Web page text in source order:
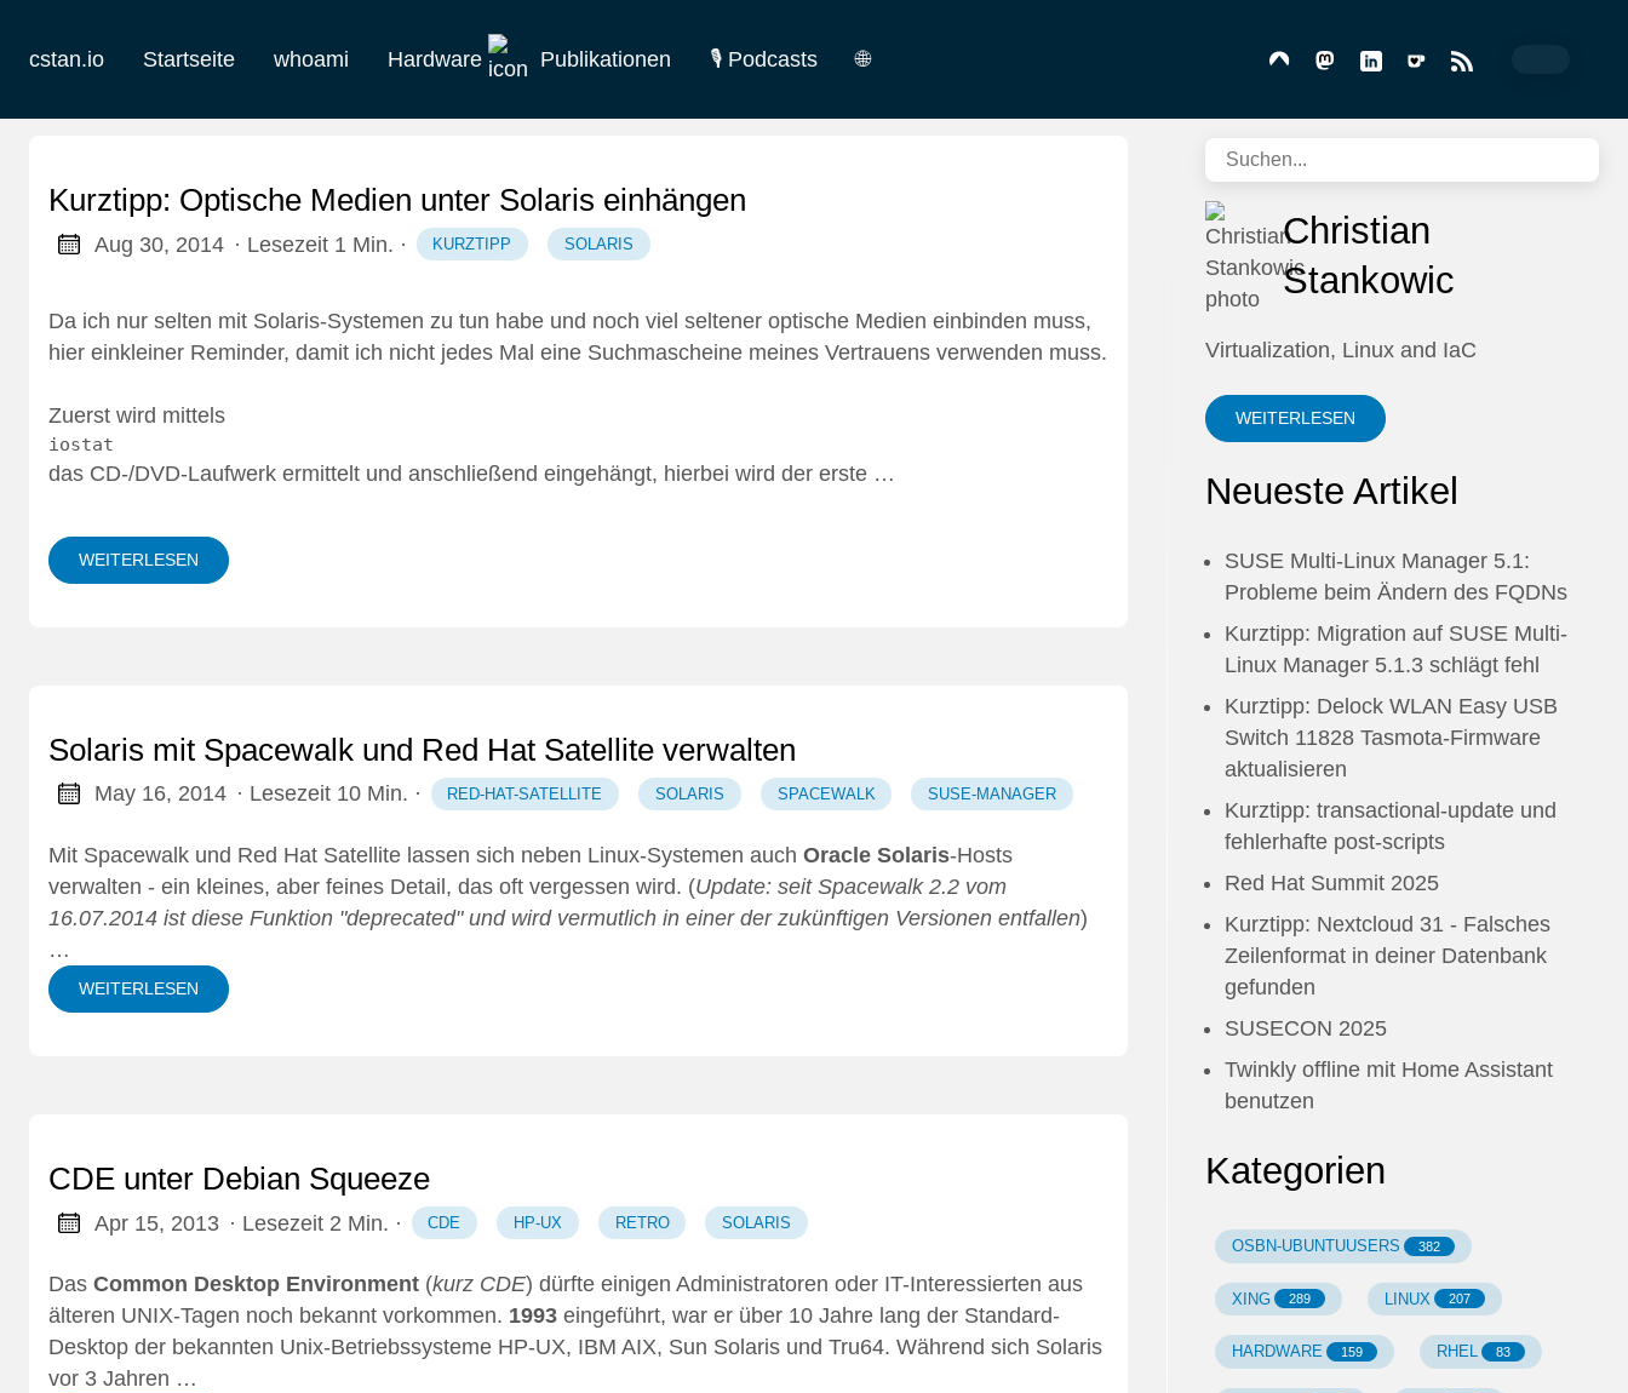
cstan.io Startseite whoami Hardware
Homelab
Retro
Publikationen 🎙️ Podcasts 🌐
Kurztipp: Optische Medien unter Solaris einhängen
Aug 30, 2014 · Lesezeit 1 Min. · KURZTIPP SOLARIS
Da ich nur selten mit Solaris-Systemen zu tun habe und noch viel seltener optische Medien einbinden muss,
hier einkleiner Reminder, damit ich nicht jedes Mal eine Suchmascheine meines Vertrauens verwenden muss.
Zuerst wird mittels
iostat
das CD-/DVD-Laufwerk ermittelt und anschließend eingehängt, hierbei wird der erste …
WEITERLESEN
Solaris mit Spacewalk und Red Hat Satellite verwalten
May 16, 2014 · Lesezeit 10 Min. · RED-HAT-SATELLITE SOLARIS SPACEWALK SUSE-MANAGER
Mit Spacewalk und Red Hat Satellite lassen sich neben Linux-Systemen auch Oracle Solaris-Hosts
verwalten - ein kleines, aber feines Detail, das oft vergessen wird. (Update: seit Spacewalk 2.2 vom
16.07.2014 ist diese Funktion "deprecated" und wird vermutlich in einer der zukünftigen Versionen entfallen)
…
WEITERLESEN
CDE unter Debian Squeeze
Apr 15, 2013 · Lesezeit 2 Min. · CDE HP-UX RETRO SOLARIS
Das Common Desktop Environment (kurz CDE) dürfte einigen Administratoren oder IT-Interessierten aus
älteren UNIX-Tagen noch bekannt vorkommen. 1993 eingeführt, war er über 10 Jahre lang der Standard-
Desktop der bekannten Unix-Betriebssysteme HP-UX, IBM AIX, Sun Solaris und Tru64. Während sich Solaris
vor 3 Jahren …
Christian
Stankowic
Virtualization, Linux and IaC
WEITERLESEN
Neueste Artikel
SUSE Multi-Linux Manager 5.1:
Probleme beim Ändern des FQDNs
Kurztipp: Migration auf SUSE Multi-
Linux Manager 5.1.3 schlägt fehl
Kurztipp: Delock WLAN Easy USB
Switch 11828 Tasmota-Firmware
aktualisieren
Kurztipp: transactional-update und
fehlerhafte post-scripts
Red Hat Summit 2025
Kurztipp: Nextcloud 31 - Falsches
Zeilenformat in deiner Datenbank
gefunden
SUSECON 2025
Twinkly offline mit Home Assistant
benutzen
Kategorien
OSBN-UBUNTUUSERS 382
XING 289 LINUX 207
HARDWARE 159 RHEL 83